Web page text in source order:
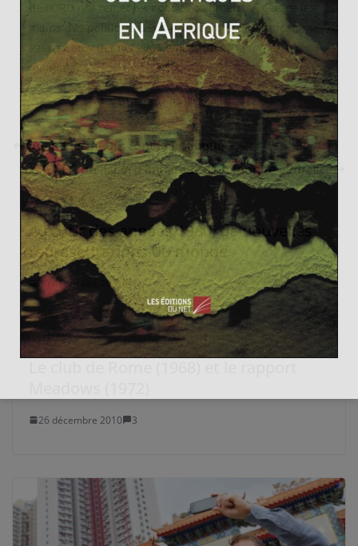
de l’ORD qui remet les conflits commerciaux entre les
mains des politiques. Son président est le français
Pascal Lamy depuis 2005 et jusqu’à 2013 (deux
mandats).
Quand les peurs font la politique
Le GATT, un accord initiateur d’un monde globalisé
A partir des années 1980, de nouvelles
représentations du monde
30 décembre 2011 1
26 décembre 2010 3